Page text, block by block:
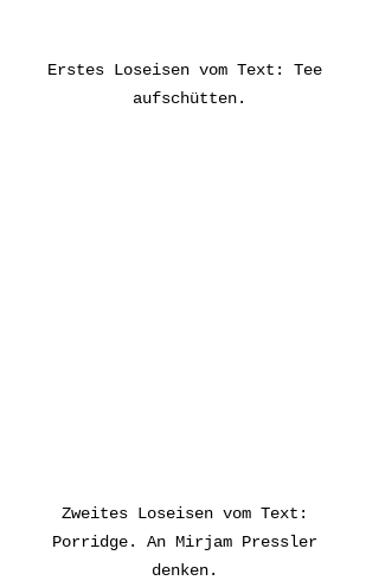
Erstes Loseisen vom Text: Tee
aufschütten.
Zweites Loseisen vom Text:
Porridge. An Mirjam Pressler
denken.